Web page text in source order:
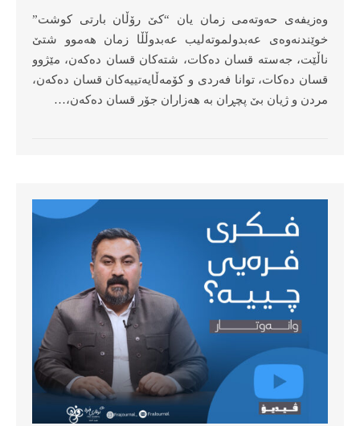
وەزیفەی حەوتەمی زمان یان “كێ رۆڵان بارتی كوشت”
خوێندنەوەی عەبدولموتەلیب عەبدوڵڵا زمان هەموو شتێ
ناڵێت، جەستە قسان دەكات، شتەكان قسان دەكەن، مێژوو
قسان دەكات، توانا فەردی و كۆمەڵایەتییەكان قسان دەكەن،
مردن و ژیان بێ پچڕان بە هەزاران جۆر قسان دەكەن،…